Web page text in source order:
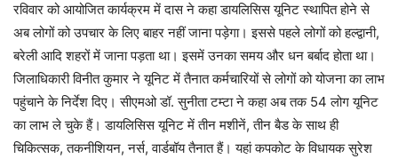
रविवार को आयोजित कार्यक्रम में दास ने कहा डायलिसिस यूनिट स्थापित होने से
अब लोगों को उपचार के लिए बाहर नहीं जाना पड़ेगा। इससे पहले लोगों को हल्द्वानी,
बरेली आदि शहरों में जाना पड़ता था। इसमें उनका समय और धन बर्बाद होता था।
जिलाधिकारी विनीत कुमार ने यूनिट में तैनात कर्मचारियों से लोगों को योजना का लाभ
पहुंचाने के निर्देश दिए। सीएमओ डॉ. सुनीता टम्टा ने कहा अब तक 54 लोग यूनिट
का लाभ ले चुके हैं। डायलिसिस यूनिट में तीन मशीनें, तीन बैड के साथ ही
चिकित्सक, तकनीशियन, नर्स, वार्डबॉय तैनात हैं। यहां कपकोट के विधायक सुरेश